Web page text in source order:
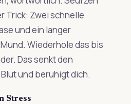
Trick: Zwei schnelle
und ein langer
Wiederhole das bis
Das senkt den
und beruhigt dich.
Stress